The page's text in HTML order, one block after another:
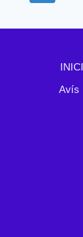
INICI
Avís